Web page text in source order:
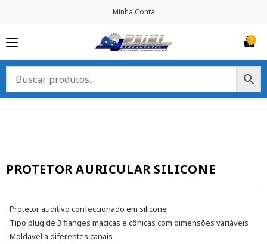
Minha Conta
PROTETOR AURICULAR SILICONE
. Protetor auditivo confeccionado em silicone
. Tipo plug de 3 flanges maciças e cônicas com dimensões variáveis
. Moldavel a diferentes canais